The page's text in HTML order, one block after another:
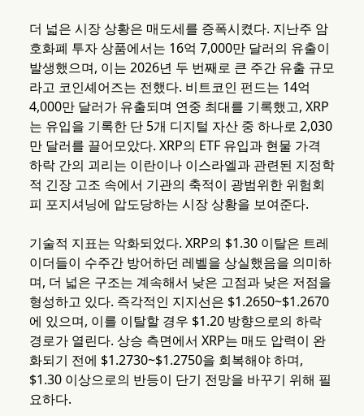
더 넓은 시장 상황은 매도세를 증폭시켰다. 지난주 암
호화폐 투자 상품에서는 16억 7,000만 달러의 유출이
발생했으며, 이는 2026년 두 번째로 큰 주간 유출 규모
라고 코인셰어즈는 전했다. 비트코인 펀드는 14억
4,000만 달러가 유출되며 연중 최대를 기록했고, XRP
는 유입을 기록한 단 5개 디지털 자산 중 하나로 2,030
만 달러를 끌어모았다. XRP의 ETF 유입과 현물 가격
하락 간의 괴리는 이란이나 이스라엘과 관련된 지정학
적 긴장 고조 속에서 기관의 축적이 광범위한 위험회
피 포지셔닝에 압도당하는 시장 상황을 보여준다.
기술적 지표는 악화되었다. XRP의 $1.30 이탈은 트레
이더들이 수주간 방어하던 레벨을 상실했음을 의미하
며, 더 넓은 구조는 계속해서 낮은 고점과 낮은 저점을
형성하고 있다. 즉각적인 지지선은 $1.2650~$1.2670
에 있으며, 이를 이탈할 경우 $1.20 방향으로의 하락
경로가 열린다. 상승 측면에서 XRP는 매도 압력이 완
화되기 전에 $1.2730~$1.2750을 회복해야 하며,
$1.30 이상으로의 반등이 단기 전망을 바꾸기 위해 필
요하다.